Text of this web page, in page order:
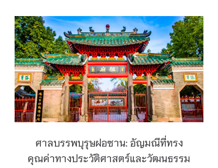
ศาลบรรพบุรุษฝอซาน: อัญมณีที่ทรงคุณค่า
ทางประวัติศาสตร์และวัฒนธรรม
ศาลบรรพบุรุษฝอซาน: อัญมณีที่ทรง
คุณค่าทางประวัติศาสตร์และวัฒนธรรม